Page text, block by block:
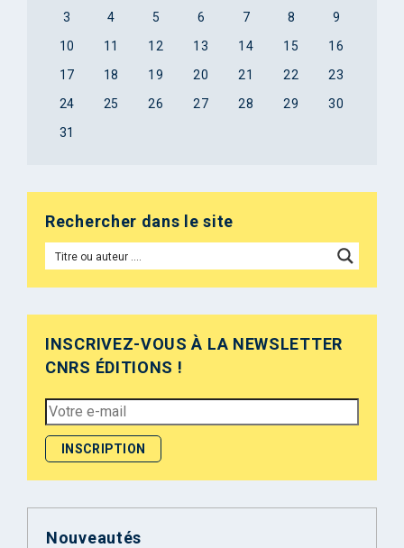
3
4 5 6 7 8
9
10
11 12 13 14 15
16
17
18 19 20 21 22
23
24
25 26 27 28 29
30
31
Rechercher dans le site
INSCRIVEZ-VOUS À LA NEWSLETTER
CNRS ÉDITIONS !
Nouveautés